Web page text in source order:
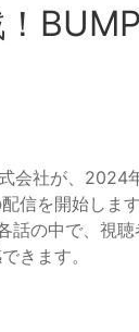
会社が、2024
信を開始しま
の中で、視
きます。